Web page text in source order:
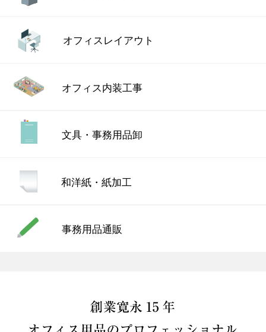
オフィスレイアウト
オフィス内装工事
文具・事務用品卸
和洋紙・紙加工
事務用品通販